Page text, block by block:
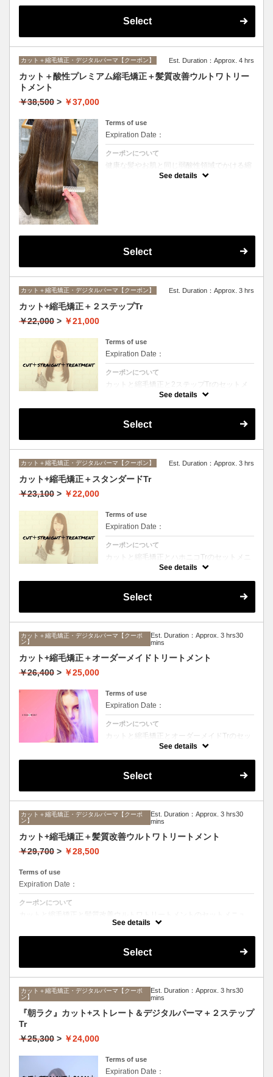
Select
カット＋縮毛矯正・デジタルパーマ【クーポン】 Est. Duration：Approx. 4 hrs
カット＋酸性プレミアム縮毛矯正＋髪質改善ウルトワトリー
トメント
￥38,500 > ￥37,000
Terms of use
Expiration Date：
クーポンについて
健康な髪やお肌と同じ弱酸性領域でかける縮
毛矯正☆髪を瘦せさせることなく、気になる
癖をナチュラルに伸ばせるスペシャルな縮毛
See details
Select
カット＋縮毛矯正・デジタルパーマ【クーポン】 Est. Duration：Approx. 3 hrs
カット+縮毛矯正＋２ステップTr
￥22,000 > ￥21,000
Terms of use
Expiration Date：
クーポンについて
カットと縮毛矯正と2ステップTrのセットメ
ニュー。髪質や状態に合わせて薬剤選定致し
See details
Select
カット＋縮毛矯正・デジタルパーマ【クーポン】 Est. Duration：Approx. 3 hrs
カット+縮毛矯正＋スタンダードTr
￥23,100 > ￥22,000
Terms of use
Expiration Date：
クーポンについて
カットと縮毛矯正とハホニコTrのセットメニ
ュー。髪質や状態に合わせて薬剤選定致しま
See details
Select
カット＋縮毛矯正・デジタルパーマ【クーポ
ン】
Est. Duration：Approx. 3 hrs30
mins
カット+縮毛矯正＋オーダーメイドトリートメント
￥26,400 > ￥25,000
Terms of use
Expiration Date：
クーポンについて
カットと縮毛矯正とオーダーメイドTrのセッ
トメニュー。髪質や状態に合わせて薬剤選定
See details
Select
カット＋縮毛矯正・デジタルパーマ【クーポ
ン】
Est. Duration：Approx. 3 hrs30
mins
カット+縮毛矯正＋髪質改善ウルトワトリートメント
￥29,700 > ￥28,500
Terms of use
Expiration Date：
クーポンについて
カットと縮毛矯正と髪質改善ウルトワトリートメントのセットメニュ
ー。髪質や状態に合わせて薬剤選定致します。ロング料金なし
See details
Select
カット＋縮毛矯正・デジタルパーマ【クーポ
ン】
Est. Duration：Approx. 3 hrs30
mins
『朝ラク』カット+ストレート＆デジタルパーマ＋２ステップ
Tr
￥25,300 > ￥24,000
Terms of use
Expiration Date：